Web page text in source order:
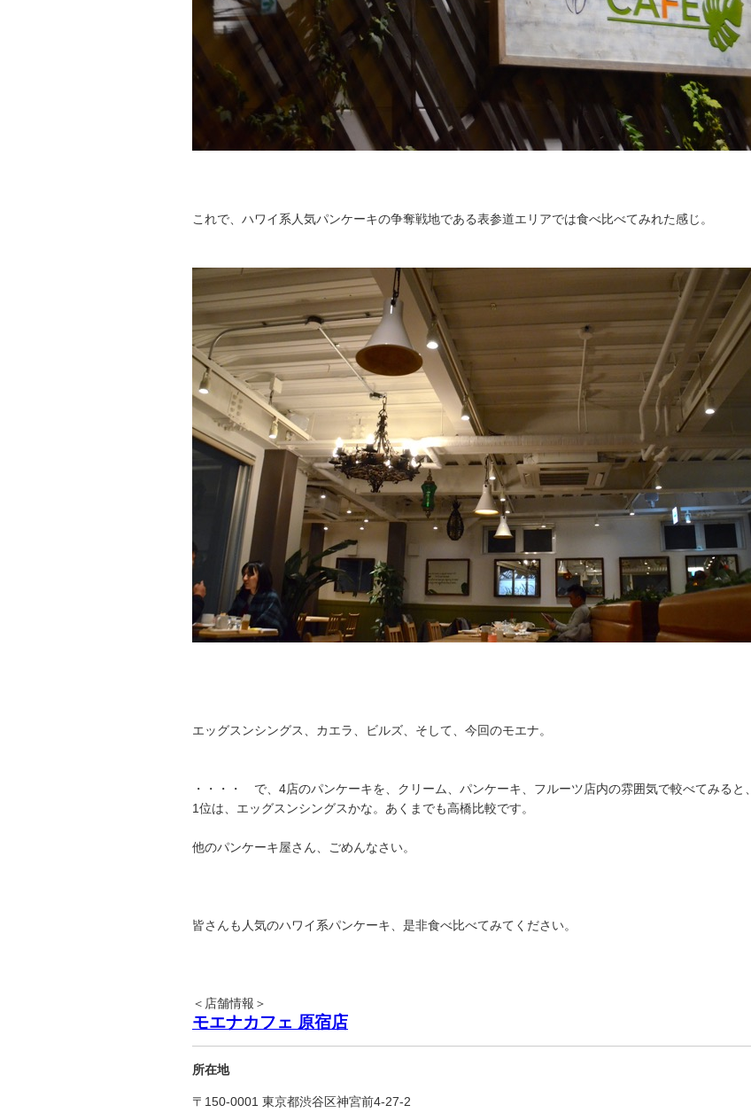
これで、ハワイ系人気パンケーキの争奪戦地である表参道エリアでは食べ比べてみれた感じ。
エッグスンシングス、カエラ、ビルズ、そして、今回のモエナ。
・・・・ で、4店のパンケーキを、クリーム、パンケーキ、フルーツ店内の雰囲気で較べてみると、
1位は、エッグスンシングスかな。あくまでも高橋比較です。
他のパンケーキ屋さん、ごめんなさい。
皆さんも人気のハワイ系パンケーキ、是非食べ比べてみてください。
＜店舗情報＞
モエナカフェ 原宿店
所在地
〒150-0001 東京都渋谷区神宮前4-27-2